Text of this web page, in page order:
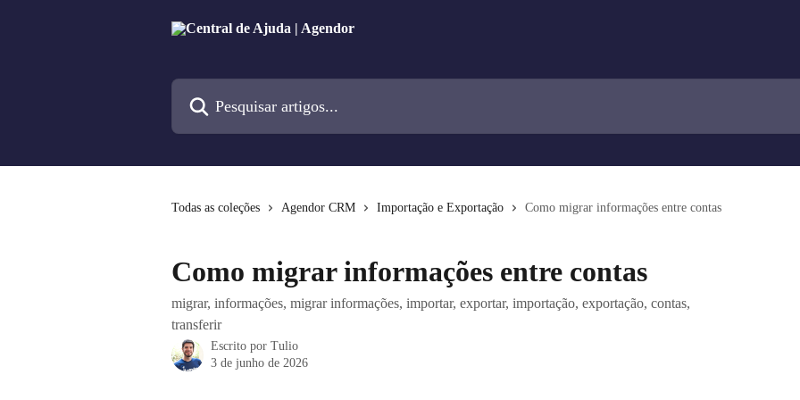
Todas as coleções Agendor CRM Importação e Exportação Como migrar informações entre contas
Como migrar informações entre contas
migrar, informações, migrar informações, importar, exportar, importação, exportação, contas,
transferir
Escrito por Tulio
3 de junho de 2026